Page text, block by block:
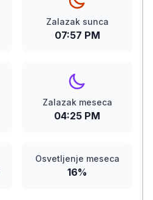
Zalazak sunca
07:57 PM
Zalazak meseca
04:25 PM
Osvetljenje meseca
16%